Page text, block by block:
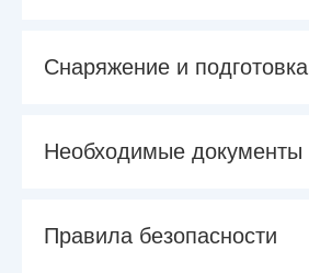
Снаряжение и подготовка
Необходимые документы
Правила безопасности